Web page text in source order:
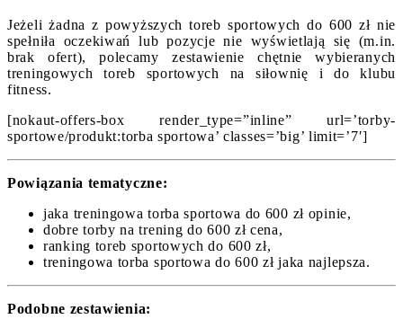
Jeżeli żadna z powyższych toreb sportowych do 600 zł nie
spełniła oczekiwań lub pozycje nie wyświetlają się (m.in.
brak ofert), polecamy zestawienie chętnie wybieranych
treningowych toreb sportowych na siłownię i do klubu
fitness.
[nokaut-offers-box render_type=”inline” url=’torby-
sportowe/produkt:torba sportowa’ classes=’big’ limit=’7′]
Powiązania tematyczne:
jaka treningowa torba sportowa do 600 zł opinie,
dobre torby na trening do 600 zł cena,
ranking toreb sportowych do 600 zł,
treningowa torba sportowa do 600 zł jaka najlepsza.
Podobne zestawienia: